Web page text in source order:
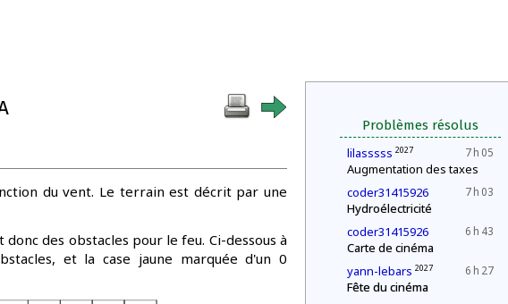
Problèmes résolus
7 h 05
lilasssss 2027
Augmentation des taxes
7 h 03
coder31415926
Hydroélectricité
6 h 43
coder31415926
Carte de cinéma
6 h 27
yann-lebars 2027
Fête du cinéma
du vent. Le terrain est décrit par une
des obstacles pour le feu. Ci-dessous à
et la case jaune marquée d'un 0